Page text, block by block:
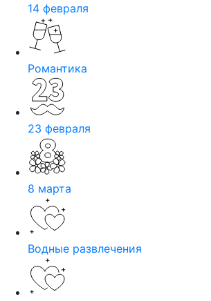
14 февраля
Романтика
23 февраля
8 марта
Водные развлечения